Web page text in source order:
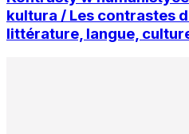
kultura / Les contrastes
littérature, langue,